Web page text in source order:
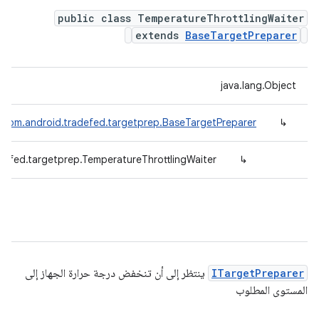
public class TemperatureThrottlingWaiter
extends BaseTargetPreparer
java.lang.Object
↳
com.android.tradefed.targetprep.BaseTargetPreparer
↳
ITargetPreparer ينتظر إلى أن تنخفض درجة حرارة الجهاز إلى
المستوى المطلوب